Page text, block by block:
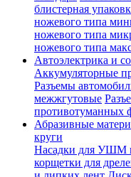
блистерная
ножевого типа
ножевого типа
ножевого типа
Автоэлектрика и
Аккумуляторные
Разъемы
межжгутовые
противотуманных
Абразивные
круги
Насадки для УШМ
корщетки для